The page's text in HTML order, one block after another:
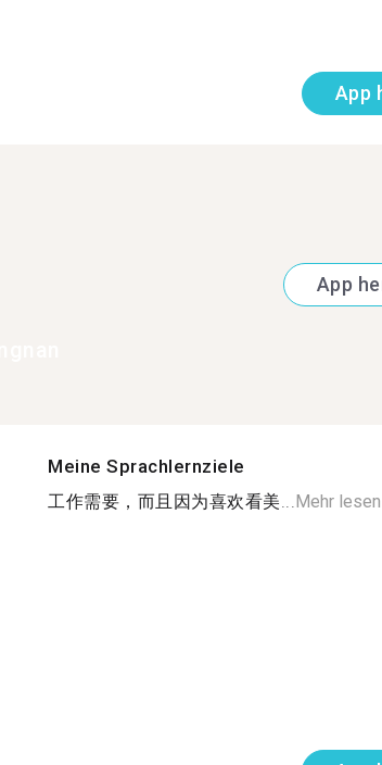
App
App
Meine Sprachlernziele
工作需要，而且因为喜欢看美... Mehr lesen